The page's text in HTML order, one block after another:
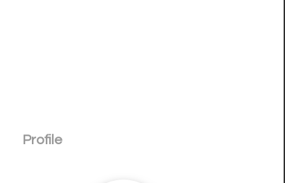
Profile